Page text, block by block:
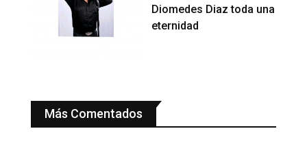
Diomedes Diaz toda una
eternidad
Más Comentados